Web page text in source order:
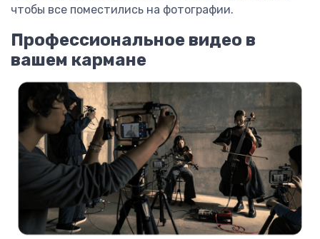
чтобы все поместились на фотографии.
Профессиональное видео в
вашем кармане